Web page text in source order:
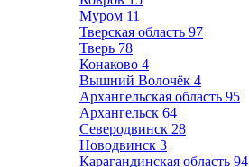
Муром 11
Тверская область 97
Тверь 78
Конаково 4
Вышний Волочёк 4
Архангельская область 95
Архангельск 64
Северодвинск 28
Новодвинск 3
Карагандинская область 94